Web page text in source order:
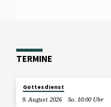
TERMINE
Gottesdienst
9. August 2026
So. 10:00 Uhr